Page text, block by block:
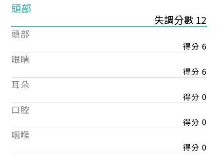
頭部
失調分數 12
頭部
得分 6
眼睛
得分 6
耳朵
得分 0
口腔
得分 0
咽喉
得分 0